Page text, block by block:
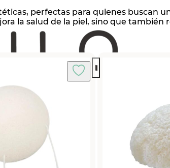
perfectas para quienes buscan
la salud de la piel, sino que también